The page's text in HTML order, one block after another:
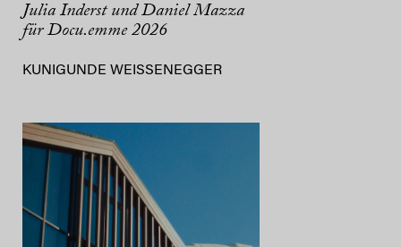
Julia Inderst und Daniel Mazza
für Docu.emme 2026
KUNIGUNDE WEISSENEGGER